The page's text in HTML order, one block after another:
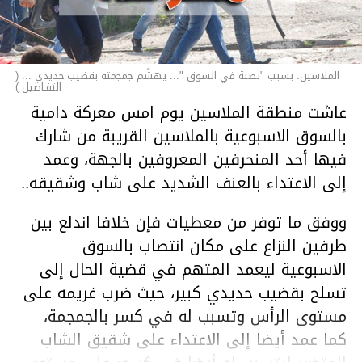
الملاسين: بسبب "نصبة في السوق "... يهشّم جمجمته بقضيب حديدي ... (
التفـاصيل )
عاشت منطقة الملاسين يوم امس معركة دامية
بالسوق الاسبوعية بالملاسين القريبة من شارك
فيها أحد المنحرفين المعروفين بالجهة، وعمد
إلى الاعتداء بالعنف الشديد على شاب وشقيقه..
ووفق ما توفر من معطيات فإن خلافا اندلع بين
طرفين النزاع على مكان انتصاب بالسوق
الاسبوعية ليعمد المتهم في قضية الحال إلى
تسلح بقضيب حديدي كبير، حيث ضرب غريمه على
مستوى الرأس وتسبب له في كسر بالجمجمة،
كما عمد أيضا إلى الاعتداء على شقيق الشاب